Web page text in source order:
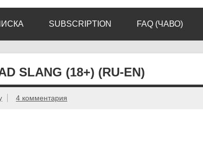
SUBSCRIPTION FAQ (ЧАВО)
SLANG (18+) (RU-EN)
4 комментария